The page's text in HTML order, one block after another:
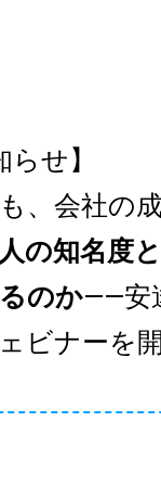
せ】
、会社の
の知名度
のか——安
ビナーを